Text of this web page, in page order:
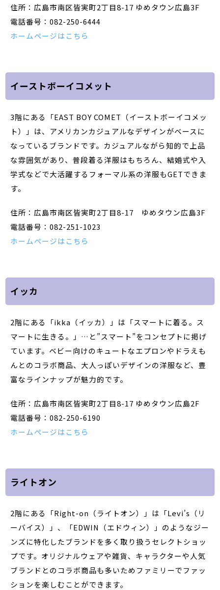
住所：広島市南区皆実町2丁目8-17 ゆめタウン広島3F
電話番号：082-250-6444
ホームページはこちら
イーストボーイコメット
3階にある「EAST BOY COMET（イーストボーイコメッ
ト）」は、アメリカンカジュアルなデザインがベースに
なっているブランドです。カジュアルながら知的で上品
な雰囲気があり、普段着る洋服はもちろん、結婚式や入
学式などで大活躍するフォーマル系の洋服もGETできま
す。
住所：広島市南区皆実町2丁目8-17 ゆめタウン広島3F
電話番号：082-251-1023
ホームページはこちら
イッカ
2階にある「ikka（イッカ）」は「スマートに着る。ス
マートに生きる。」…と”スマート”をコンセプトに掲げ
ています。ベビー向けのキュートなエプロンやドラえも
んとのコラボ商品、大人っぽいデザインの洋服など、豊
富なラインナップが魅力的です。
住所：広島市南区皆実町2丁目8-17 ゆめタウン広島2F
電話番号：082-250-6190
ホームページはこちら
ライトオン
2階にある「Right-on（ライトオン）」は「Levi’s（リ
ーバイス）」、「EDWIN（エドウィン）」のようなジー
ンズに特化したブランドを多く取り扱うセレクトショッ
プです。オリジナルウェアや雑貨、キャラクターや人気
ブランドとのコラボ商品も多いためファミリーでファッ
ションを楽しむことができます。